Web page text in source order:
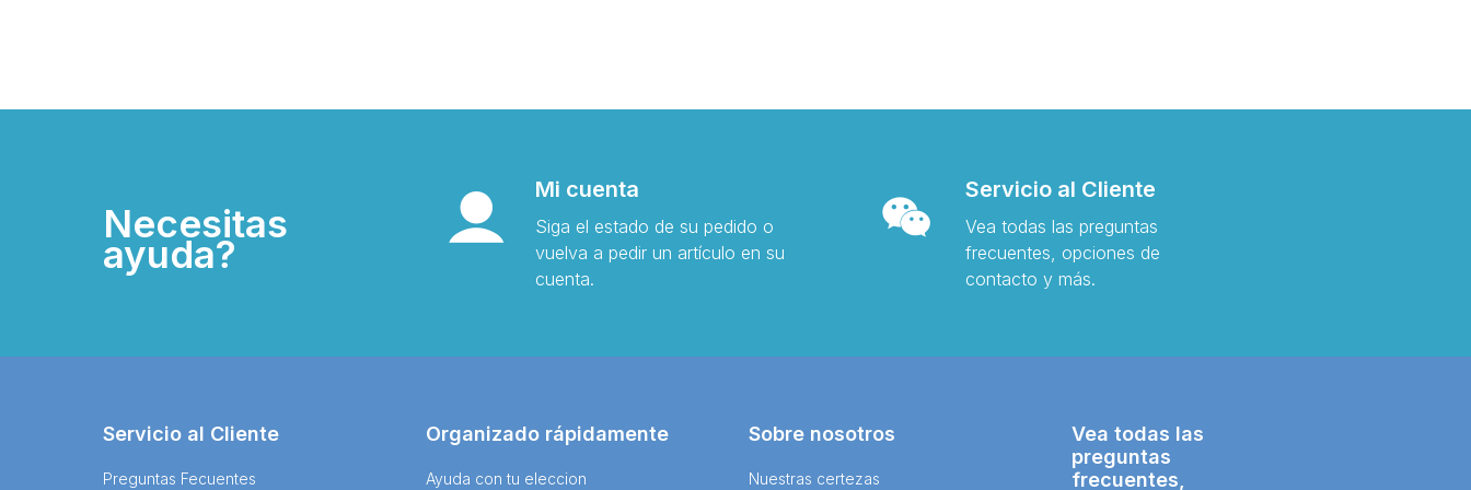
Necesitas
ayuda?
Mi cuenta
Siga el estado de su pedido o
vuelva a pedir un artículo en su
cuenta.
Servicio al Cliente
Vea todas las preguntas
frecuentes, opciones de
contacto y más.
Servicio al Cliente
Preguntas Fecuentes
Organizado rápidamente
Ayuda con tu eleccion
Sobre nosotros
Nuestras certezas
Vea todas las
preguntas
frecuentes,